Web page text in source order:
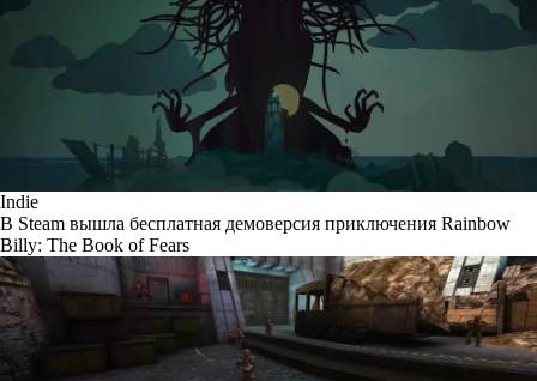
Indie
В Steam вышла бесплатная демоверсия приключения Rainbow
Billy: The Book of Fears